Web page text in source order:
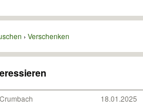
Verschenken
18.01.2025